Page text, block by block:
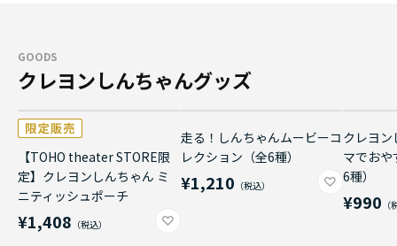
GOODS
クレヨンしんちゃんグッズ
【TOHO theater STORE限
定】クレヨンしんちゃん ミ
ニティッシュポーチ
¥1,408
走る！しんちゃんムービーコ
レクション（全6種）
¥1,210
クレヨ
マでお
6種）
¥990